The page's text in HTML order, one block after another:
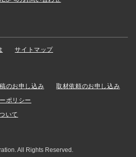
サイトマップ
のお申し込み
取材依頼のお申し込み
ポリシー
いて
All Rights Reserved.